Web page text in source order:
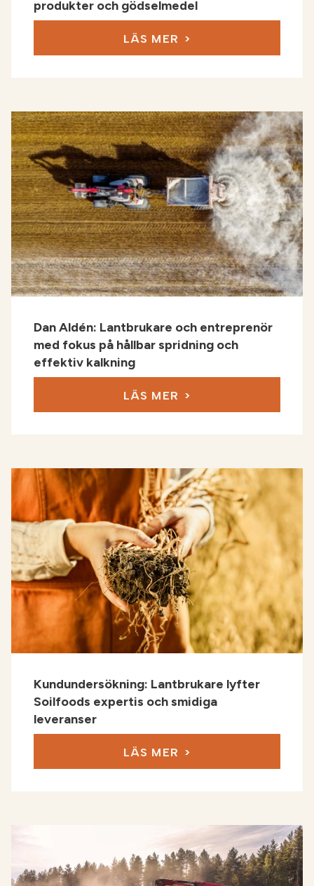
produkter och gödselmedel
LÄS MER
Dan Aldén: Lantbrukare och entreprenör
med fokus på hållbar spridning och
effektiv kalkning
LÄS MER
Kundundersökning: Lantbrukare lyfter
Soilfoods expertis och smidiga
leveranser
LÄS MER